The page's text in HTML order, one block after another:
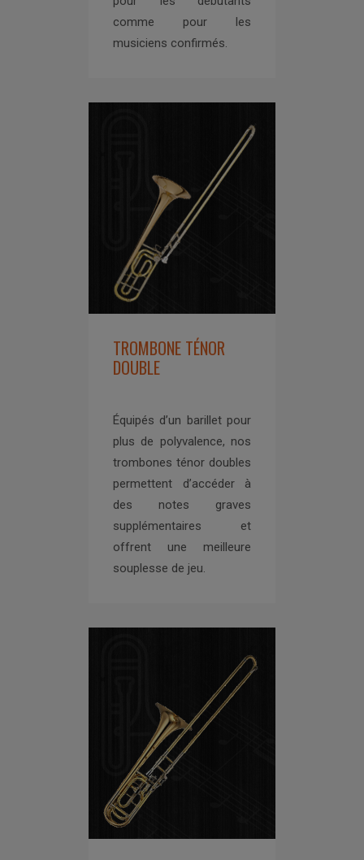
comme pour les
musiciens confirmés.
TROMBONE TÉNOR
DOUBLE
Équipés d’un barillet pour
plus de polyvalence, nos
trombones ténor doubles
permettent d’accéder à
des notes graves
supplémentaires et
offrent une meilleure
souplesse de jeu.